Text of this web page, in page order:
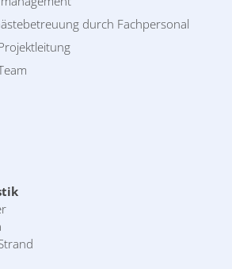
durch Fachpersonal